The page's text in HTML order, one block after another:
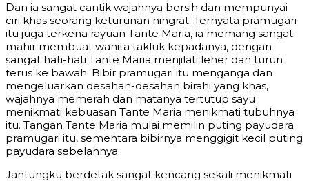
Dan ia sangat cantik wajahnya bersih dan mempunyai
ciri khas seorang keturunan ningrat. Ternyata pramugari
itu juga terkena rayuan Tante Maria, ia memang sangat
mahir membuat wanita takluk kepadanya, dengan
sangat hati-hati Tante Maria menjilati leher dan turun
terus ke bawah. Bibir pramugari itu menganga dan
mengeluarkan desahan-desahan birahi yang khas,
wajahnya memerah dan matanya tertutup sayu
menikmati kebuasan Tante Maria menikmati tubuhnya
itu. Tangan Tante Maria mulai memilin puting payudara
pramugari itu, sementara bibirnya menggigit kecil puting
payudara sebelahnya.
Jantungku berdetak sangat kencang sekali menikmati